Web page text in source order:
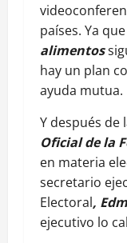
países. Ya
alimentos
hay un plan
ayuda mutua.
Y después de
Oficial de la
en materia
secretario
Electoral,
ejecutivo lo